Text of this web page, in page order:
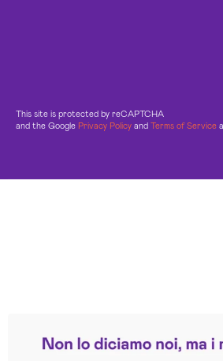
This site is protected by reCAPTCHA
and the Google Privacy Policy and Terms of Service
Trustpilot